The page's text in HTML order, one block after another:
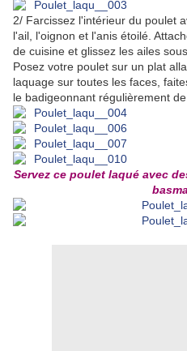
2/ Farcissez l'intérieur du poulet
l'ail, l'oignon et l'anis étoilé.
de cuisine et glissez les ailes
Posez votre poulet sur un plat
laquage sur toutes les faces,
le badigeonnant régulièrement de
Servez ce poulet laqué avec